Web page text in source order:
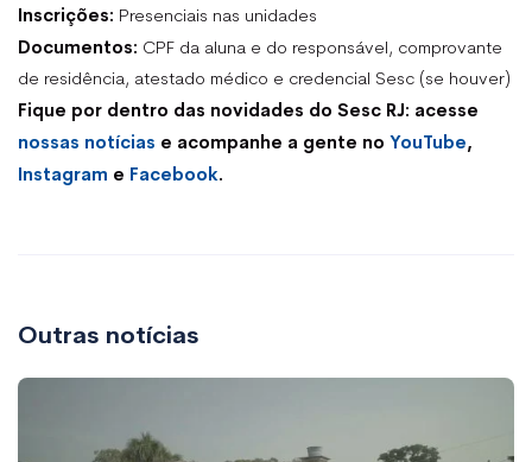
Inscrições: Presenciais nas unidades
Documentos: CPF da aluna e do responsável, comprovante
de residência, atestado médico e credencial Sesc (se houver)
Fique por dentro das novidades do Sesc RJ: acesse
nossas notícias e acompanhe a gente no YouTube,
Instagram e Facebook.
Outras notícias